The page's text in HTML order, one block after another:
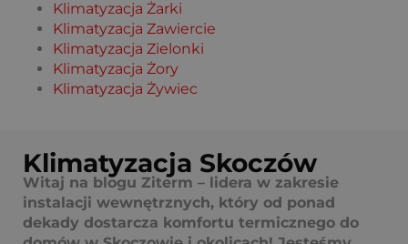
Klimatyzacja Żarki
Klimatyzacja Zawiercie
Klimatyzacja Zielonki
Klimatyzacja Żory
Klimatyzacja Żywiec
Klimatyzacja Skoczów
Witaj na blogu Ziterm – lidera w zakresie
instalacji wewnętrznych, który od ponad
dekady dostarcza komfortu termicznego do